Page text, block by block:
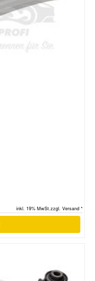
inkl. 19% MwSt.zzgl. Versand *